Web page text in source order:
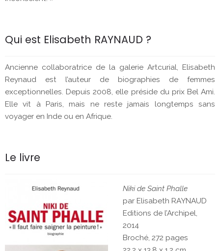
Qui est Elisabeth RAYNAUD ?
Ancienne collaboratrice de la galerie Artcurial, Elisabeth
Reynaud est l’auteur de biographies de femmes
exceptionnelles. Depuis 2008, elle préside du prix Bel Ami.
Elle vit à Paris, mais ne reste jamais longtemps sans
voyager en Inde ou en Afrique.
Le livre
Niki de Saint Phalle
par Elisabeth RAYNAUD
Editions de l’Archipel,
2014
Broché, 272 pages